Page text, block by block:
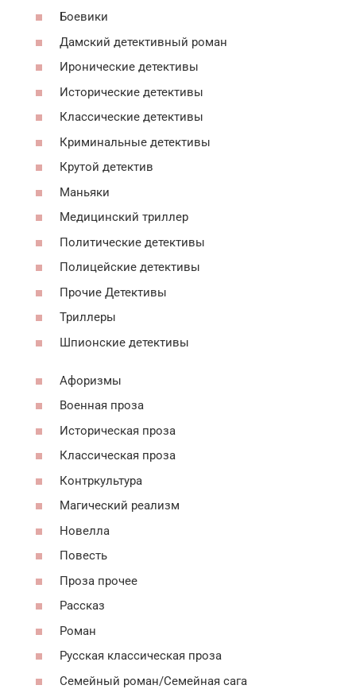
Боевики
Дамский детективный роман
Иронические детективы
Исторические детективы
Классические детективы
Криминальные детективы
Крутой детектив
Маньяки
Медицинский триллер
Политические детективы
Полицейские детективы
Прочие Детективы
Триллеры
Шпионские детективы
Афоризмы
Военная проза
Историческая проза
Классическая проза
Контркультура
Магический реализм
Новелла
Повесть
Проза прочее
Рассказ
Роман
Русская классическая проза
Семейный роман/Семейная сага